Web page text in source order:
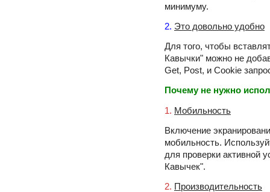
минимуму.
2. Это довольно удобно
Для того, чтобы
Кавычки" можно не
Get, Post, и Cookie
Почему не нужно
1. Мобильность
Включение
мобильность.
для проверки активной
Кавычек".
2. Производительность